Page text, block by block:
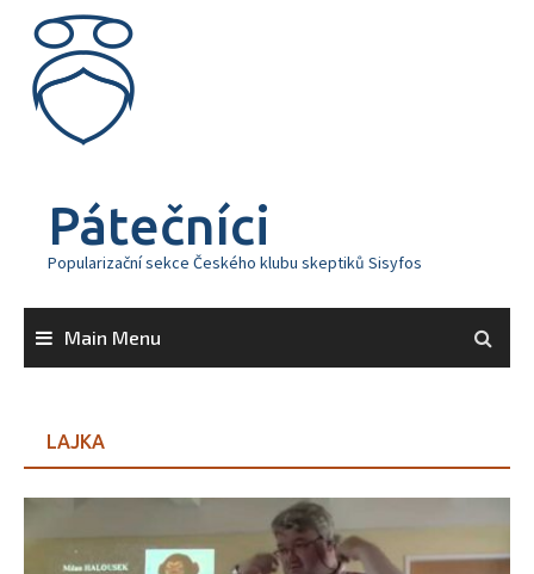
content
Pátečníci
Popularizační sekce Českého klubu skeptiků Sisyfos
Main Menu
LAJKA